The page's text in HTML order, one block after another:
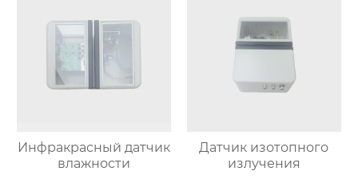
Инфракрасный датчик
влажности
Датчик изотопного
излучения